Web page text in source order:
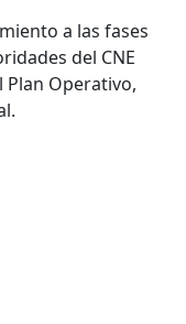
a las fases
del CNE
Operativo,